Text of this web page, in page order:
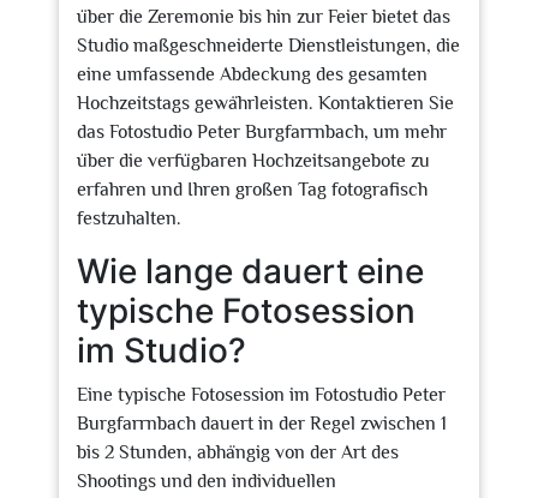
über die Zeremonie bis hin zur Feier bietet das
Studio maßgeschneiderte Dienstleistungen, die
eine umfassende Abdeckung des gesamten
Hochzeitstags gewährleisten. Kontaktieren Sie
das Fotostudio Peter Burgfarrnbach, um mehr
über die verfügbaren Hochzeitsangebote zu
erfahren und Ihren großen Tag fotografisch
festzuhalten.
Wie lange dauert eine
typische Fotosession
im Studio?
Eine typische Fotosession im Fotostudio Peter
Burgfarrnbach dauert in der Regel zwischen 1
bis 2 Stunden, abhängig von der Art des
Shootings und den individuellen